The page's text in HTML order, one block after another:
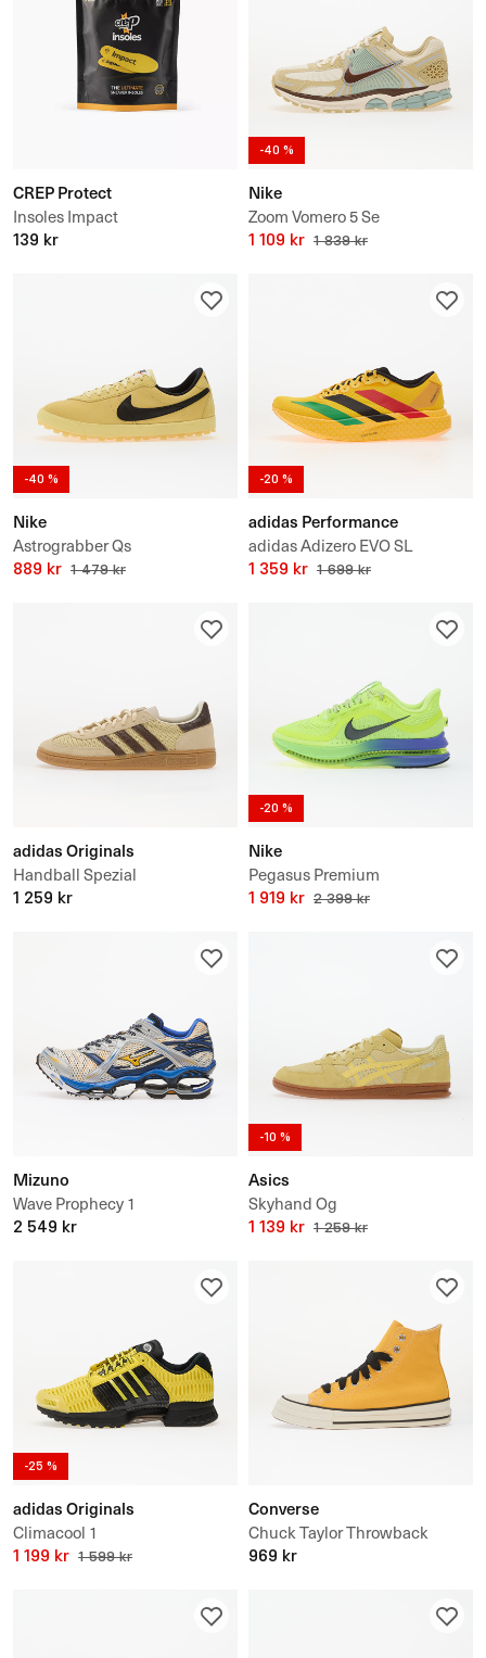
CREP Protect
Insoles Impact
139 kr
-40 %
Nike
Zoom Vomero 5 Se
1 109 kr 1 839 kr
-40 %
Nike
Astrograbber Qs
889 kr 1 479 kr
-20 %
adidas Performance
adidas Adizero EVO SL
1 359 kr 1 699 kr
adidas Originals
Handball Spezial
1 259 kr
-20 %
Nike
Pegasus Premium
1 919 kr 2 399 kr
Mizuno
Wave Prophecy 1
2 549 kr
-10 %
Asics
Skyhand Og
1 139 kr 1 259 kr
-25 %
adidas Originals
Climacool 1
1 199 kr 1 599 kr
Converse
Chuck Taylor Throwback
969 kr